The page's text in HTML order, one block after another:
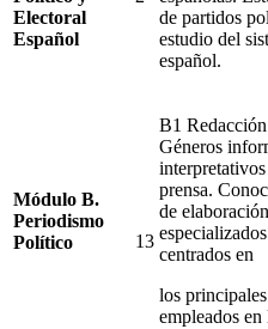
Electoral
Español
de partidos
estudio del
español.
Módulo B.
Periodismo
Político
13
B1
Géneros
prensa.
de
centrados en
los
empleados